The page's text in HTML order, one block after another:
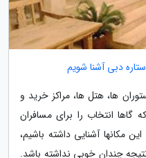
ها، هتل ها، مراکز خرید و
انتخاب را برای مسافران
مکانها آشنایی داشته باشیم،
چندان خوبی نداشته باشد.